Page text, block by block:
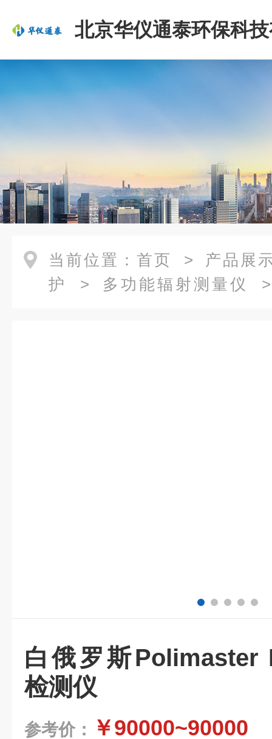
北京华仪通泰环保科
司
当前位置： 首页 > 产品展
护
> 多功能辐射测量仪
>
白俄罗斯Polimaster
检测仪
参考价： ￥90000~90000